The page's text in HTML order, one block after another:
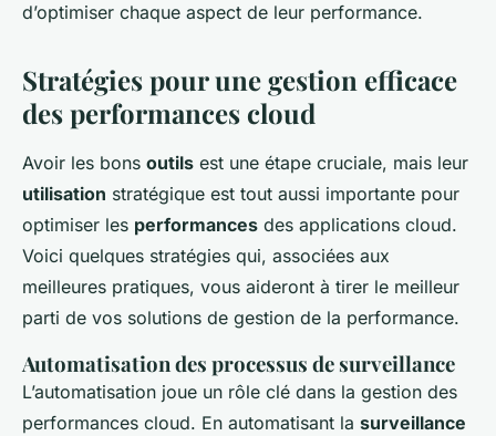
d’optimiser chaque aspect de leur performance.
Stratégies pour une gestion efficace
des performances cloud
Avoir les bons outils est une étape cruciale, mais leur
utilisation stratégique est tout aussi importante pour
optimiser les performances des applications cloud.
Voici quelques stratégies qui, associées aux
meilleures pratiques, vous aideront à tirer le meilleur
parti de vos solutions de gestion de la performance.
Automatisation des processus de surveillance
L’automatisation joue un rôle clé dans la gestion des
performances cloud. En automatisant la surveillance